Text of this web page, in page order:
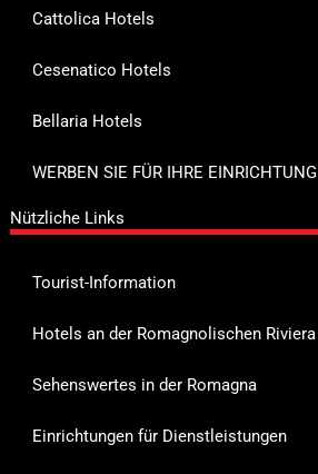
Cattolica Hotels
Cesenatico Hotels
Bellaria Hotels
WERBEN SIE FÜR IHRE EINRICHTUNG
Nützliche Links
Tourist-Information
Hotels an der Romagnolischen Riviera
Sehenswertes in der Romagna
Einrichtungen für Dienstleistungen